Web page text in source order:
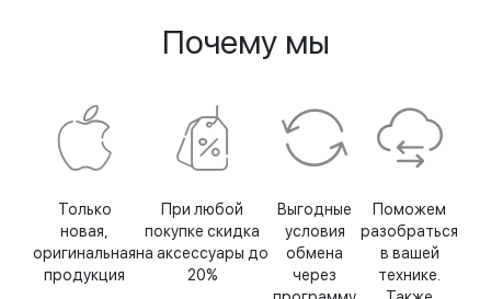
Почему мы
Только
новая,
оригинальная
продукция
При любой
покупке скидка
на аксессуары до
20%
Выгодные
условия
обмена
через
Поможем
разобраться
в вашей
технике.